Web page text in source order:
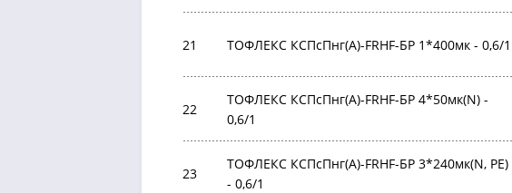
21 ТОФЛЕКС КСПсПнг(А)-FRHF-БР 1*400мк - 0,6/1
22
ТОФЛЕКС КСПсПнг(А)-FRHF-БР 4*50мк(N) -
0,6/1
23
ТОФЛЕКС КСПсПнг(А)-FRHF-БР 3*240мк(N, PE)
- 0,6/1